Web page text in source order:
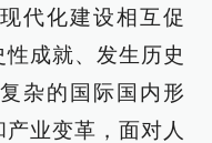
代化建设相互促
成就、发生历史
杂的国际国内形
业变革，面对人